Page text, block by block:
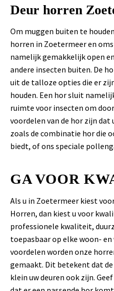
Deur horren
Om muggen buiten te
horren in Zoetermeer en
namelijk gemakkelijk open
andere insecten buiten. De
uit de talloze opties die er
houden. Een hor sluit
ruimte voor insecten om
voordelen van de hor zijn
zoals de combinatie hor die
biedt, of ons speciale
GA VOOR
Als u in Zoetermeer kiest
Horren, dan kiest u voor
professionele kwaliteit,
toepasbaar op elke woon-
voordelen worden onze
gemaakt. Dit betekent dat
klein uw deuren ook zijn.